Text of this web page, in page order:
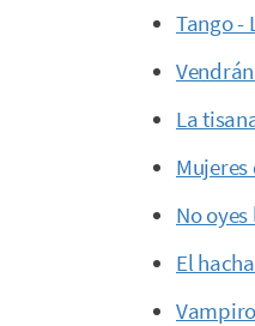
Tango -
La
No
El